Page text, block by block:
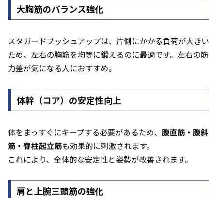
大胸筋のバランス強化
スタガードプッシュアップは、片側にかかる負荷が大きい
ため、左右の胸筋を均等に鍛えるのに最適です。左右の筋
力差が気になる人におすすめ。
体幹（コア）の安定性向上
体をまっすぐにキープする必要があるため、 腹直筋・腹斜
筋・脊柱起立筋も効果的に刺激されます。
これにより、全体的な安定性と姿勢が改善されます。
肩と上腕三頭筋の強化